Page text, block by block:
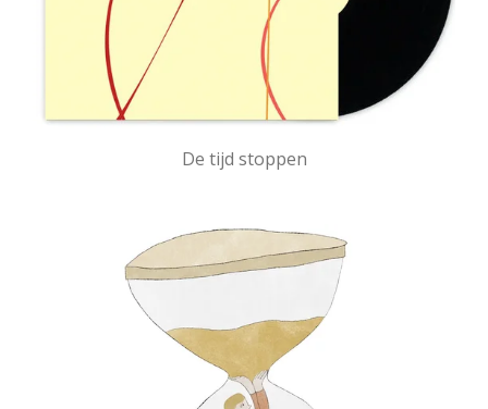
De tijd stoppen